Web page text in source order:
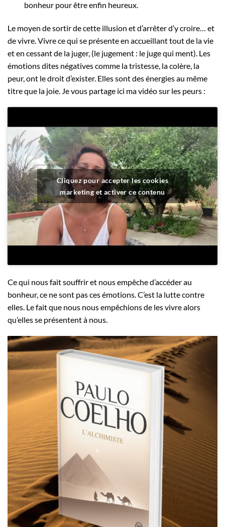
bonheur pour être enfin heureux.
Le moyen de sortir de cette illusion et d’arrêter d’y croire… et
de vivre. Vivre ce qui se présente en accueillant tout de la vie
et en cessant de la juger, (le jugement : le juge qui ment). Les
émotions dites négatives comme la tristesse, la colère, la
peur, ont le droit d’exister. Elles sont des énergies au même
titre que la joie. Je vous partage ici ma vidéo sur les peurs :
Cliquez pour accepter les cookies
marketing et activer ce contenu
Ce qui nous fait souffrir et nous empêche d’accéder au
bonheur, ce ne sont pas ces émotions. C’est la lutte contre
elles. Le fait que nous nous empêchions de les vivre alors
qu’elles se présentent à nous.